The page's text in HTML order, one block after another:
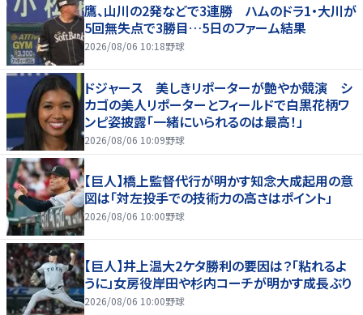
鷹、山川の2発などで3連勝 ハムのドラ1・大川が
5回無失点で3勝目…5日のファーム結果
2026/08/06 10:18野球
ドジャース 美しきリポーターが艶やか競演 シ
カゴの美人リポーターとフィールドで白黒花柄ワ
ンピ姿披露「一緒にいられるのは最高！」
2026/08/06 10:09野球
【巨人】橋上監督代行が明かす知念大成起用の意
図は「対左投手での技術力の高さはポイント」
2026/08/06 10:00野球
【巨人】井上温大2ケタ勝利の要因は？「粘れるよ
うに」女房役岸田や杉内コーチが明かす成長ぶり
2026/08/06 10:00野球